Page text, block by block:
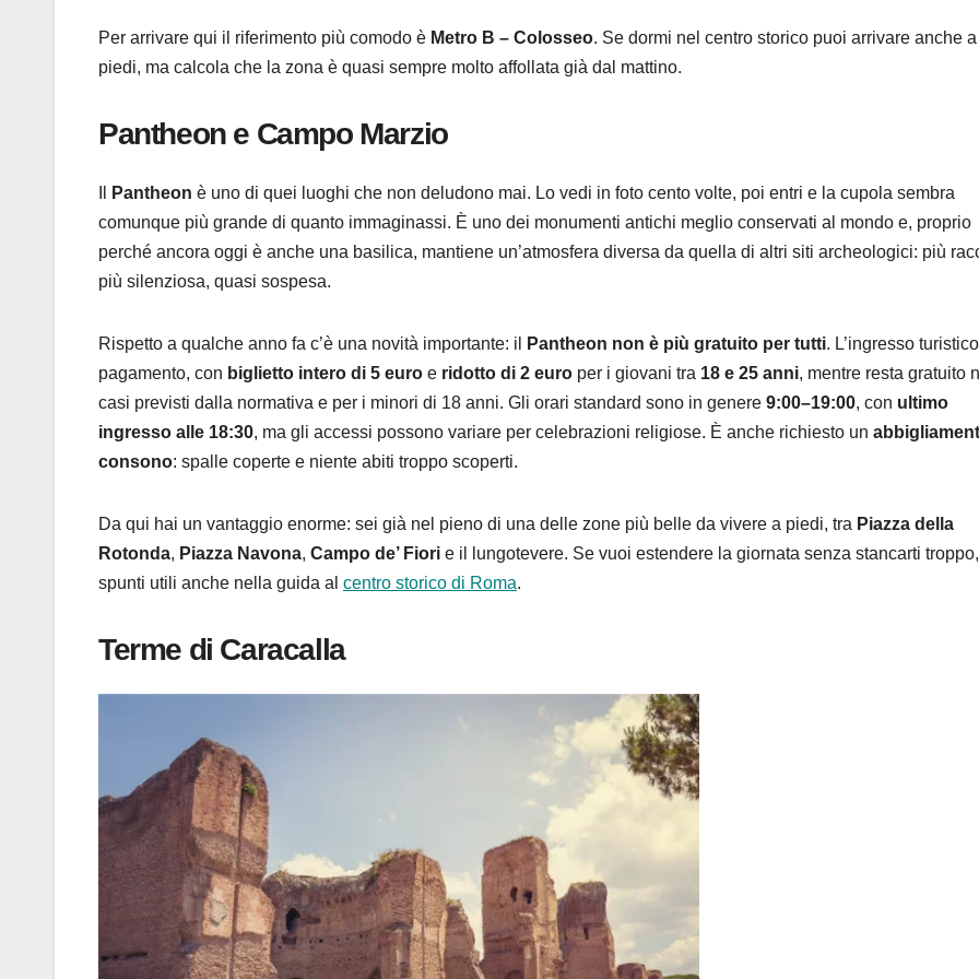
Per arrivare qui il riferimento più comodo è Metro B – Colosseo. Se dormi nel centro storico puoi arrivare anche a
piedi, ma calcola che la zona è quasi sempre molto affollata già dal mattino.
Pantheon e Campo Marzio
Pantheon è uno di quei luoghi che non deludono mai. Lo vedi in foto cento volte, poi entri e la cupola sembra
comunque più grande di quanto immaginassi. È uno dei monumenti antichi meglio conservati al mondo e, proprio
perché ancora oggi è anche una basilica, mantiene un’atmosfera diversa da quella di altri siti archeologici: più
più silenziosa, quasi sospesa.
Rispetto a qualche anno fa c’è una novità importante: il Pantheon non è più gratuito per tutti. L’ingresso
pagamento, con biglietto intero di 5 euro e ridotto di 2 euro per i giovani tra 18 e 25 anni, mentre resta gratuito
casi previsti dalla normativa e per i minori di 18 anni. Gli orari standard sono in genere 9:00–19:00, con ultimo
ingresso alle 18:30, ma gli accessi possono variare per celebrazioni religiose. È anche richiesto un
consono: spalle coperte e niente abiti troppo scoperti.
Da qui hai un vantaggio enorme: sei già nel pieno di una delle zone più belle da vivere a piedi, tra Piazza della
Rotonda, Piazza Navona, Campo de’ Fiori e il lungotevere. Se vuoi estendere la giornata senza stancarti
spunti utili anche nella guida al centro storico di Roma.
Terme di Caracalla